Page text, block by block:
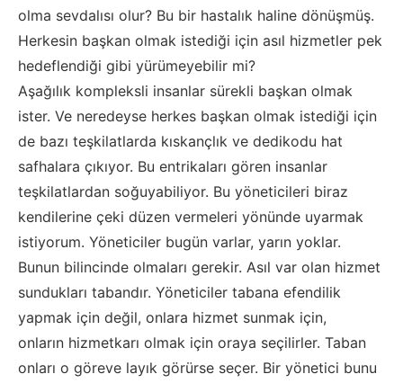
olma sevdalısı olur? Bu bir hastalık haline dönüşmüş.
Herkesin başkan olmak istediği için asıl hizmetler pek
hedeflendiği gibi yürümeyebilir mi?
Aşağılık kompleksli insanlar sürekli başkan olmak
ister. Ve neredeyse herkes başkan olmak istediği için
de bazı teşkilatlarda kıskançlık ve dedikodu hat
safhalara çıkıyor. Bu entrikaları gören insanlar
teşkilatlardan soğuyabiliyor. Bu yöneticileri biraz
kendilerine çeki düzen vermeleri yönünde uyarmak
istiyorum. Yöneticiler bugün varlar, yarın yoklar.
Bunun bilincinde olmaları gerekir. Asıl var olan hizmet
sundukları tabandır. Yöneticiler tabana efendilik
yapmak için değil, onlara hizmet sunmak için,
onların hizmetkarı olmak için oraya seçilirler. Taban
onları o göreve layık görürse seçer. Bir yönetici bunu